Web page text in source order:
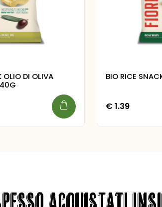
OLIO DI OLIVA
BIO RICE
€ 1.39
ACQUISTATI